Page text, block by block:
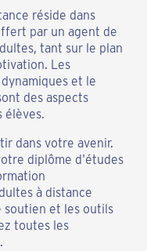
réside dans
par un agent de
tant sur le plan
Les
et le
des aspects
élèves.
dans votre avenir.
diplôme d'études
à distance
et les outils
toutes les